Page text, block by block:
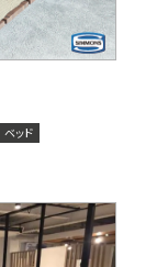
ベッド